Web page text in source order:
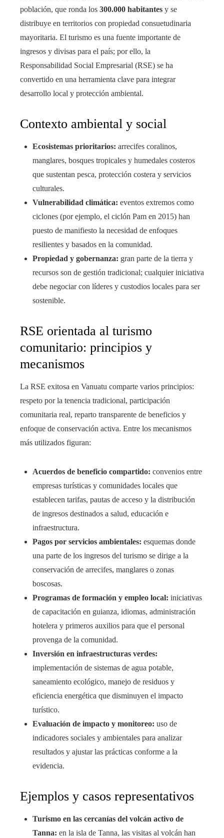
población, que ronda los 300.000 habitantes y se
distribuye en territorios con propiedad consuetudinaria
mayoritaria. El turismo es una fuente importante de
ingresos y divisas para el país; por ello, la
Responsabilidad Social Empresarial (RSE) se ha
convertido en una herramienta clave para integrar
desarrollo local y protección ambiental.
Contexto ambiental y social
Ecosistemas prioritarios: arrecifes coralinos,
manglares, bosques tropicales y humedales costeros
que sustentan pesca, protección costera y servicios
culturales.
Vulnerabilidad climática: eventos extremos como
ciclones (por ejemplo, el ciclón Pam en 2015) han
puesto de manifiesto la necesidad de enfoques
resilientes y basados en la comunidad.
Propiedad y gobernanza: gran parte de la tierra y
recursos son de gestión tradicional; cualquier iniciativa
debe negociar con líderes y custodios locales para ser
sostenible.
RSE orientada al turismo
comunitario: principios y
mecanismos
La RSE exitosa en Vanuatu comparte varios principios:
respeto por la tenencia tradicional, participación
comunitaria real, reparto transparente de beneficios y
enfoque de conservación activa. Entre los mecanismos
más utilizados figuran:
Acuerdos de beneficio compartido: convenios entre
empresas turísticas y comunidades locales que
establecen tarifas, pautas de acceso y la distribución
de ingresos destinados a salud, educación e
infraestructura.
Pagos por servicios ambientales: esquemas donde
una parte de los ingresos del turismo se dirige a la
conservación de arrecifes, manglares o zonas
boscosas.
Programas de formación y empleo local: iniciativas
de capacitación en guianza, idiomas, administración
hotelera y primeros auxilios para que el personal
provenga de la comunidad.
Inversión en infraestructuras verdes:
implementación de sistemas de agua potable,
saneamiento ecológico, manejo de residuos y
eficiencia energética que disminuyen el impacto
turístico.
Evaluación de impacto y monitoreo: uso de
indicadores sociales y ambientales para analizar
resultados y ajustar las prácticas conforme a la
evidencia.
Ejemplos y casos representativos
Turismo en las cercanías del volcán activo de
Tanna: en la isla de Tanna, las visitas al volcán han